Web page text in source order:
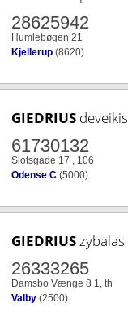
28625942
Humlebøgen 21
Kjellerup (8620)
GIEDRIUS deveikis
61730132
Slotsgade 17 , 106
Odense C (5000)
GIEDRIUSzybalas
26333265
Damsbo Vænge 8 1, th
Valby (2500)